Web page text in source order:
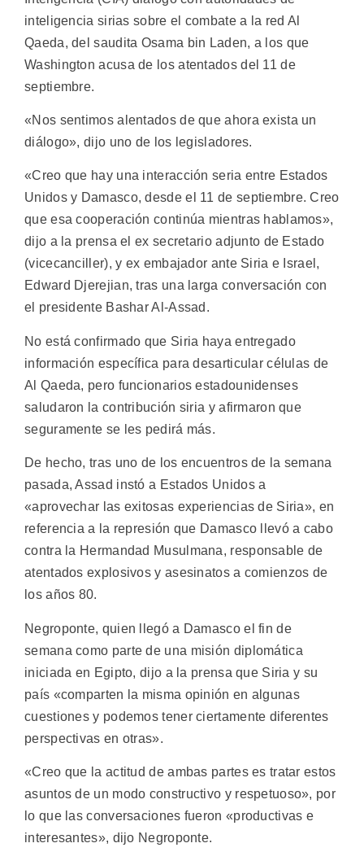
inteligencia sirias sobre el combate a la red Al
Qaeda, del saudita Osama bin Laden, a los que
Washington acusa de los atentados del 11 de
septiembre.
«Nos sentimos alentados de que ahora exista un
diálogo», dijo uno de los legisladores.
«Creo que hay una interacción seria entre Estados
Unidos y Damasco, desde el 11 de septiembre. Creo
que esa cooperación continúa mientras hablamos»,
dijo a la prensa el ex secretario adjunto de Estado
(vicecanciller), y ex embajador ante Siria e Israel,
Edward Djerejian, tras una larga conversación con
el presidente Bashar Al-Assad.
No está confirmado que Siria haya entregado
información específica para desarticular células de
Al Qaeda, pero funcionarios estadounidenses
saludaron la contribución siria y afirmaron que
seguramente se les pedirá más.
De hecho, tras uno de los encuentros de la semana
pasada, Assad instó a Estados Unidos a
«aprovechar las exitosas experiencias de Siria», en
referencia a la represión que Damasco llevó a cabo
contra la Hermandad Musulmana, responsable de
atentados explosivos y asesinatos a comienzos de
los años 80.
Negroponte, quien llegó a Damasco el fin de
semana como parte de una misión diplomática
iniciada en Egipto, dijo a la prensa que Siria y su
país «comparten la misma opinión en algunas
cuestiones y podemos tener ciertamente diferentes
perspectivas en otras».
«Creo que la actitud de ambas partes es tratar estos
asuntos de un modo constructivo y respetuoso», por
lo que las conversaciones fueron «productivas e
interesantes», dijo Negroponte.